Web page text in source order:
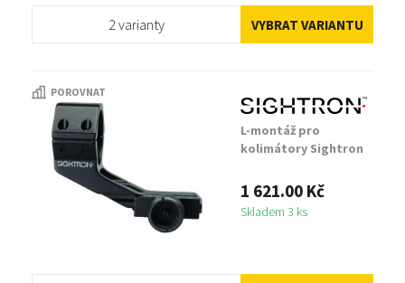
2 varianty VYBRAT VARIANTU
POROVNAT
L-montáž pro
kolimátory Sightron
1 621.00 Kč
Skladem 3 ks